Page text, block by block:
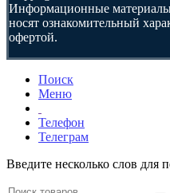
Информационные
носят ознакомительный
офертой.
Поиск
Меню
Телефон
Телеграм
Введите несколько слов для